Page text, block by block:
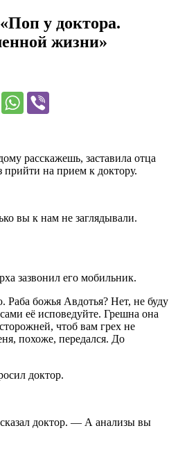
у доктора.
жизни»
расскажешь, заставила отца
прийти на прием к доктору.
вы к нам не заглядывали.
зазвонил его мобильник.
божья Авдотья? Нет, не буду
её исповедуйте. Грешна она
чтоб вам грех не
похоже, передался. До
доктор.
доктор. — А анализы вы